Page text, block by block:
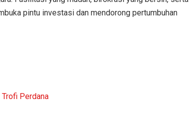
pintu investasi dan mendorong pertumbuhan
Perdana